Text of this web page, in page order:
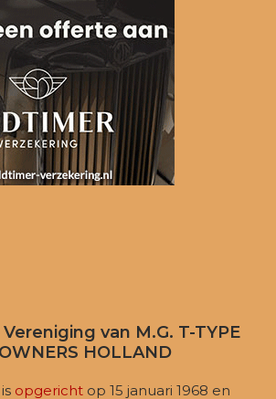
van M.G. T-TYPE
HOLLAND
opgericht op 15 januari 1968 en